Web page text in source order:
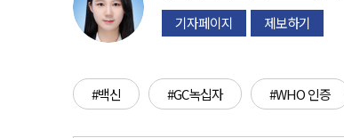
기자페이지 제보하기
#백신 #GC녹십자 #WHO 인증